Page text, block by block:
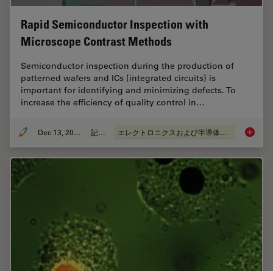
Rapid Semiconductor Inspection with
Microscope Contrast Methods
Semiconductor inspection during the production of
patterned wafers and ICs (integrated circuits) is
important for identifying and minimizing defects. To
increase the efficiency of quality control in…
Dec 13, 2023 記事 エレクトロニクスおよび半導体産業 Rapid